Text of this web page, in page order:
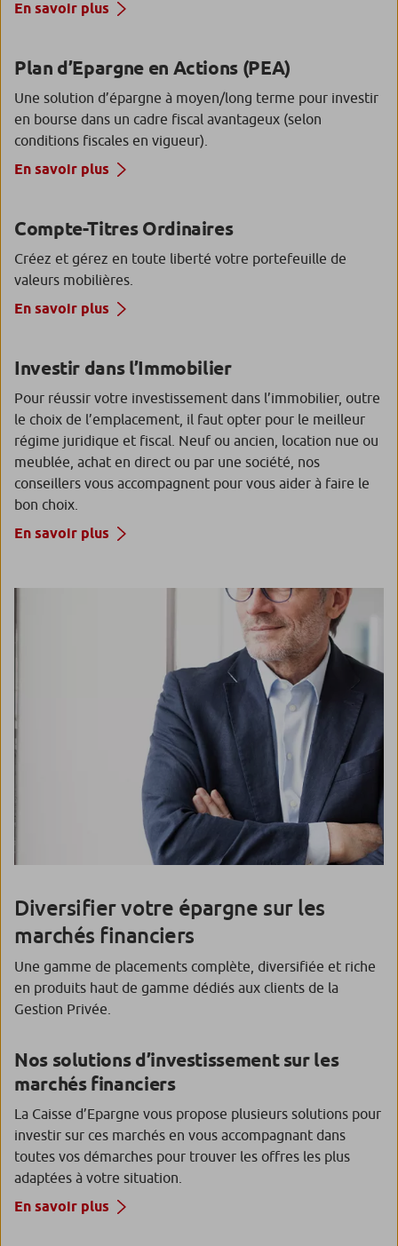
En savoir plus
Plan d’Epargne en Actions (PEA)
Une solution d’épargne à moyen/long terme pour investir
en bourse dans un cadre fiscal avantageux (selon
conditions fiscales en vigueur).
En savoir plus
Compte-Titres Ordinaires
Créez et gérez en toute liberté votre portefeuille de
valeurs mobilières.
En savoir plus
Investir dans l’Immobilier
Pour réussir votre investissement dans l’immobilier, outre
le choix de l’emplacement, il faut opter pour le meilleur
régime juridique et fiscal. Neuf ou ancien, location nue ou
meublée, achat en direct ou par une société, nos
conseillers vous accompagnent pour vous aider à faire le
bon choix.
En savoir plus
Diversifier votre épargne sur les
marchés financiers
Une gamme de placements complète, diversifiée et riche
en produits haut de gamme dédiés aux clients de la
Gestion Privée.
Nos solutions d’investissement sur les
marchés financiers
La Caisse d’Epargne vous propose plusieurs solutions pour
investir sur ces marchés en vous accompagnant dans
toutes vos démarches pour trouver les offres les plus
adaptées à votre situation.
En savoir plus